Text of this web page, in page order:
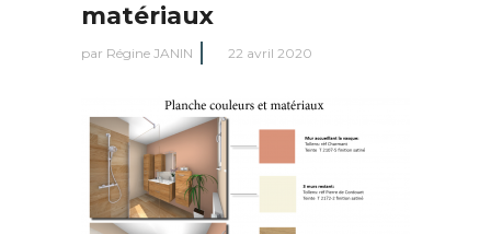
matériaux
par Régine JANIN 22 avril 2020